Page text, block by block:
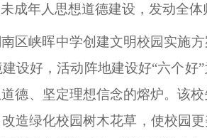
成年人思想道德建设，发动全体
区峡晖中学创建文明校园实施
设好，活动阵地建设好“六个
德、坚定理想信念的熔炉。该
造绿化校园树木花草，使校园